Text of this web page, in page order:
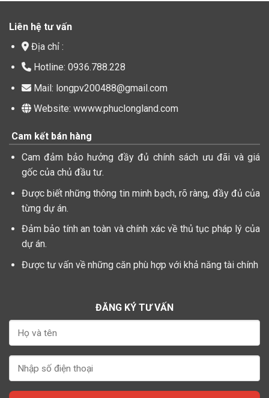
Liên hệ tư vấn
Địa chỉ :
Hotline: 0936.788.228
Mail: longpv200488@gmail.com
Website: wwww.phuclongland.com
Cam kết bán hàng
Cam đảm bảo hưởng đầy đủ chính sách ưu đãi và giá
gốc của chủ đầu tư.
Được biết những thông tin minh bạch, rõ ràng, đầy đủ của
từng dự án.
Đảm bảo tính an toàn và chính xác về thủ tục pháp lý của
dự án.
Được tư vấn về những căn phù hợp với khả năng tài chính
ĐĂNG KÝ TƯ VẤN